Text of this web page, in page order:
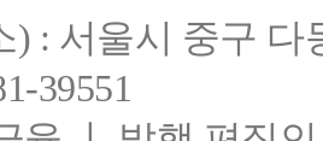
) : 서울시 중구
39551